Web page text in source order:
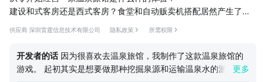
建设和式客房还是西式客房？食堂和自动贩卖机搭配居然产生了这
相性契合 激发温泉疗愈力
自由配置小卖部、食堂和游戏室等各种店铺设施，不同设施间会引
供应商 深圳雷霆信息技术有限公司 隐私政策 所需权限
开发者的话 因为很喜欢去温泉旅馆，我制作了这款温泉旅馆的
游戏。 起初其实是想要做那种挖掘泉源和运输温泉水的游戏，
更多